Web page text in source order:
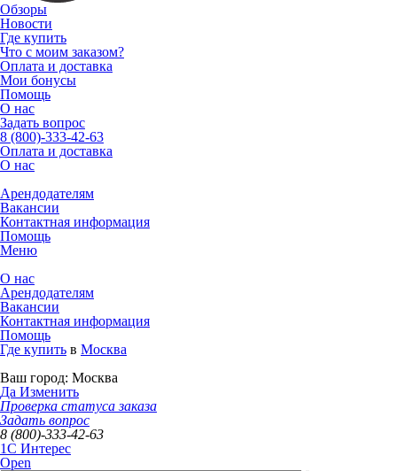
Обзоры
Новости
Где купить
Что с моим заказом?
Оплата и доставка
Мои бонусы
Помощь
О нас
Задать вопрос
8 (800)-333-42-63
Оплата и доставка
О нас
Арендодателям
Вакансии
Контактная информация
Помощь
Меню
О нас
Арендодателям
Вакансии
Контактная информация
Помощь
Где купить в Москва
Ваш город: Москва
Да Изменить
Проверка статуса заказа
Задать вопрос
8 (800)-333-42-63
1C Интерес
Open